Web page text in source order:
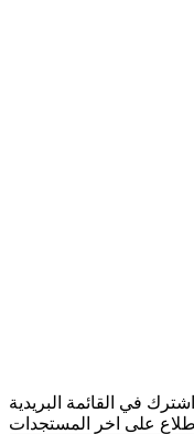
اشترك في القائمة البريدية
على اخر المستجدات